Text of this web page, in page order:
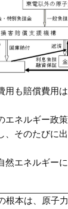
用も賠償費用
エネルギー政
、そのたびに
然エネルギー
根本は、原子